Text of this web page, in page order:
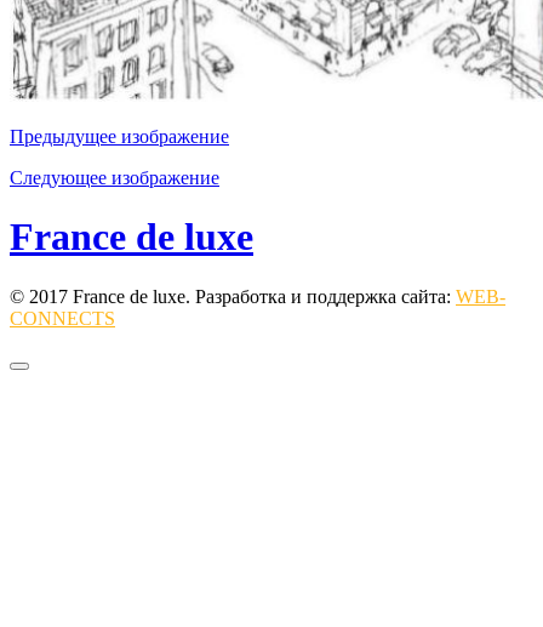
Предыдущее изображение
Следующее изображение
France de luxe
© 2017 France de luxe. Разработка и поддержка сайта: WEB-
CONNECTS